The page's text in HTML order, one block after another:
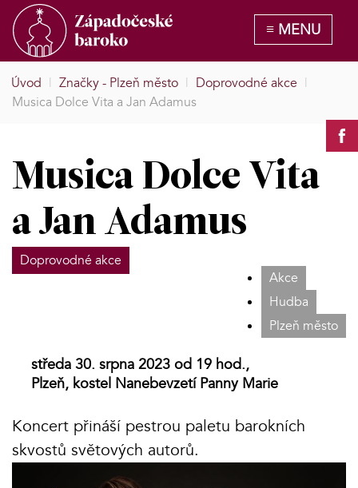
Úvod | Značky - Plzeň město | Doprovodné akce |
Musica Dolce Vita a Jan Adamus
Musica Dolce Vita
a Jan Adamus
Doprovodné akce
Akce
Hudba
Plzeň město
středa 30. srpna 2023 od 19 hod.,
Plzeň, kostel Nanebevzetí Panny Marie
Koncert přináší pestrou paletu barokních
skvostů světových autorů.